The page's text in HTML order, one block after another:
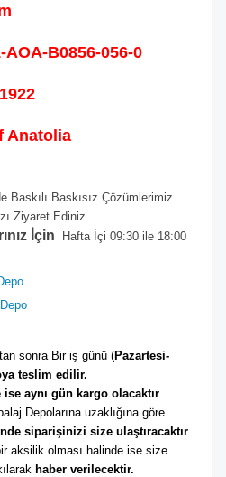
AOA-B0856-056-0
Anatolia
Baskılı Baskısız Çözümlerimiz
Ziyaret Ediniz
İçin Hafta İçi 09:30 ile 18:00
sonra Bir iş günü (Pazartesi-
teslim edilir.
aynı gün kargo olacaktır
Depolarına uzaklığına göre
siparişinizi size ulaştıracaktır
aksilik olması halinde ise size
haber verilecektir.